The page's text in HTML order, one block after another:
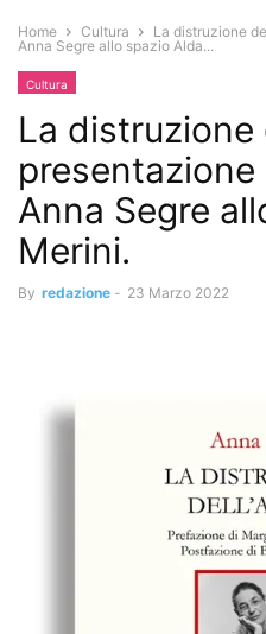
Home Cultura
La distruzione
Anna Segre allo spazio Alda...
Cultura
La distruzione
Anna Segre
Merini.
By redazione - 23 Marzo 2022